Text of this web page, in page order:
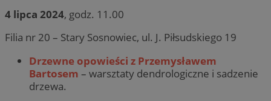
4 lipca 2024, godz. 11.00
Filia nr 20 – Stary Sosnowiec, ul. J. Piłsudskiego 19
Drzewne opowieści z Przemysławem
Bartosem – warsztaty dendrologiczne i sadzenie
drzewa.